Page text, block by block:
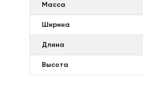
Масса
Ширина
Длина
Высота